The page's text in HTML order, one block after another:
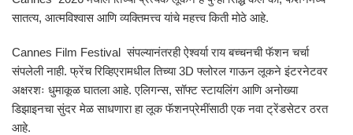
सातत्य, आत्मविश्वास आणि व्यक्तिमत्त्व यांचे महत्त्व किती मोठे आहे.
Cannes Film Festival संपल्यानंतरही ऐश्वर्या राय बच्चनची फॅशन चर्चा
संपलेली नाही. फ्रेंच रिव्हिएरामधील तिच्या 3D फ्लोरल गाऊन लूकने इंटरनेटवर
अक्षरशः धुमाकूळ घातला आहे. एलिगन्स, सॉफ्ट स्टायलिंग आणि अनोख्या
डिझाइनचा सुंदर मेळ साधणारा हा लूक फॅशनप्रेमींसाठी एक नवा ट्रेंडसेटर ठरत
आहे.